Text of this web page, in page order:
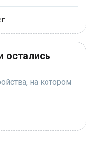
остались
на котором